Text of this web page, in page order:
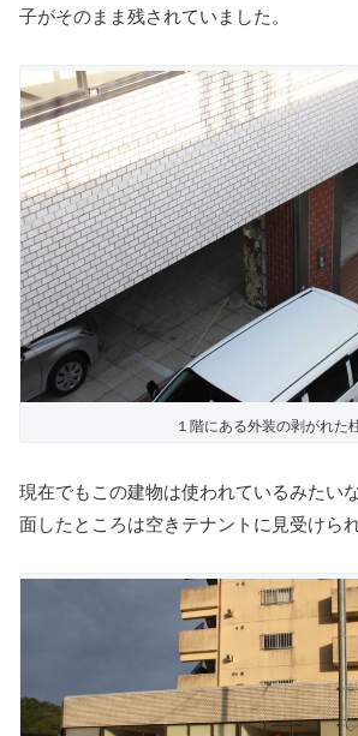
子がそのまま残されていました。
１階にある外装の剥がれた
現在でもこの建物は使われているみたい
面したところは空きテナントに見受けられ